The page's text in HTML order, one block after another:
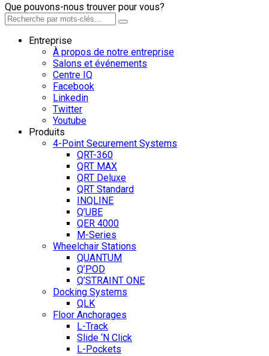
Que pouvons-nous trouver pour vous?
Entreprise
À propos de notre entreprise
Salons et événements
Centre IQ
Facebook
Linkedin
Twitter
Youtube
Produits
4-Point Securement Systems
QRT-360
QRT MAX
QRT Deluxe
QRT Standard
INQLINE
Q’UBE
QER 4000
M-Series
Wheelchair Stations
QUANTUM
Q’POD
Q’STRAINT ONE
Docking Systems
QLK
Floor Anchorages
L-Track
Slide ‘N Click
L-Pockets